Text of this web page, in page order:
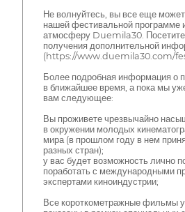
Не волнуйтесь, вы все еще
нашей фестивальной программе
атмосферу Duemila30.
получения дополнительной
(https://www.duemila30.com/
Более подробная информация о
в ближайшее время, а пока мы
вам следующее:
Вы проживете чрезвычайно
в окружении молодых
мира (в прошлом году в нем
разных стран);
у вас будет возможность лично
поработать с международными
экспертами киноиндустрии;
Все короткометражные фильмы